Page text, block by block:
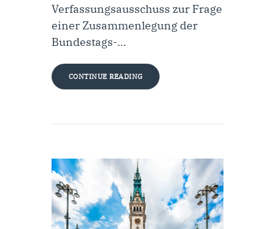
Verfassungsausschuss zur Frage
einer Zusammenlegung der
Bundestags-…
CONTINUE READING